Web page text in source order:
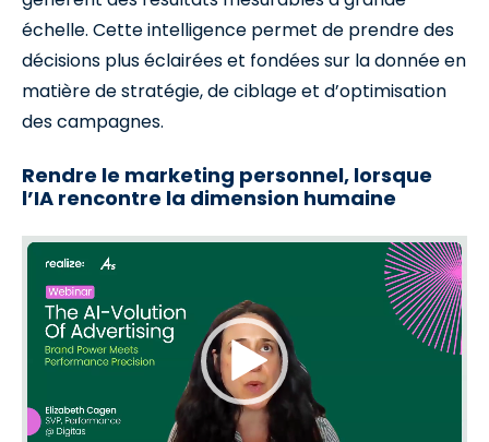
échelle. Cette intelligence permet de prendre des
décisions plus éclairées et fondées sur la donnée en
matière de stratégie, de ciblage et d’optimisation
des campagnes.
Rendre le marketing personnel, lorsque
l’IA rencontre la dimension humaine
Video
Player